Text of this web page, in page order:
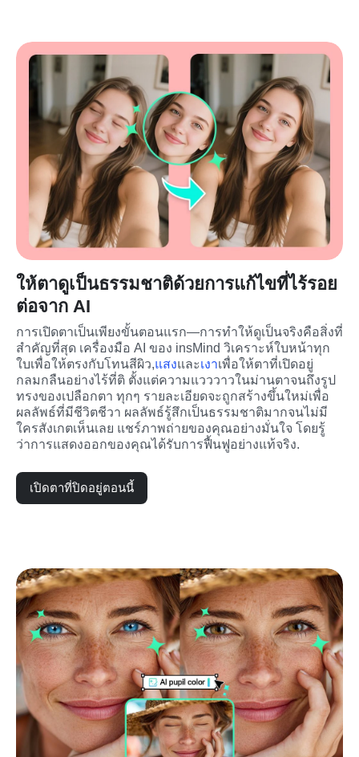
ให้ตาดูเป็นธรรมชาติด้วยการแก้ไขที่ไร้รอย
ต่อจาก AI
การเปิดตาเป็นเพียงขั้นตอนแรก—การทำให้ดูเป็นจริงคือสิ่งที่
สำคัญที่สุด เครื่องมือ AI ของ insMind วิเคราะห์ใบหน้าทุก
ใบเพื่อให้ตรงกับโทนสีผิว,แสงและเงาเพื่อให้ตาที่เปิดอยู่
กลมกลืนอย่างไร้ที่ติ ตั้งแต่ความแวววาวในม่านตาจนถึงรูป
ทรงของเปลือกตา ทุกๆ รายละเอียดจะถูกสร้างขึ้นใหม่เพื่อ
ผลลัพธ์ที่มีชีวิตชีวา ผลลัพธ์รู้สึกเป็นธรรมชาติมากจนไม่มี
ใครสังเกตเห็นเลย แชร์ภาพถ่ายของคุณอย่างมั่นใจ โดยรู้
ว่าการแสดงออกของคุณได้รับการฟื้นฟูอย่างแท้จริง.
เปิดตาที่ปิดอยู่ตอนนี้